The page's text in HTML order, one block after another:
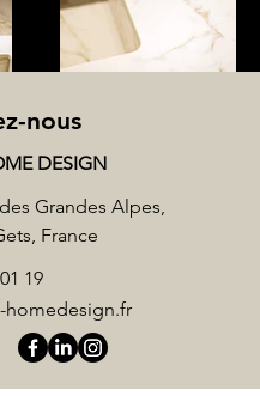
nous
DESIGN
Grandes Alpes,
France
19
homedesign.fr